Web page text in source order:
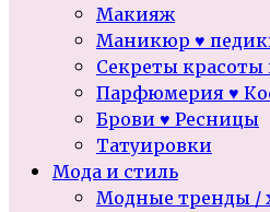
Макияж
Маникюр ♥
Секреты красоты
Парфюмерия ♥
Брови ♥ Ресницы
Татуировки
Мода и стиль
Модные тренды /